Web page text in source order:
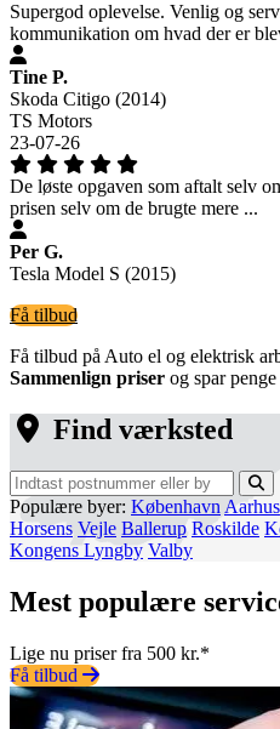
Supergod oplevelse. Venlig og
kommunikation om hvad der er
Tine P.
Skoda Citigo (2014)
TS Motors
23-07-26
De løste opgaven som aftalt selv
prisen selv om de brugte mere ...
Per G.
Tesla Model S (2015)
Få tilbud
Få tilbud på Auto el og elektrisk
Sammenlign priser og spar penge
Find værksted
Populære byer: København Aarhus
Horsens Vejle Ballerup Roskilde
Kongens Lyngby Valby
Mest populære
Lige nu priser fra 500 kr.*
Få tilbud